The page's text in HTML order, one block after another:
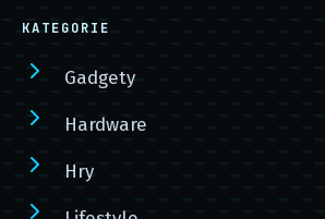
KATEGORIE
Gadgety
Hardware
Hry